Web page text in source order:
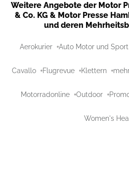
Weitere Angebote der Motor
& Co. KG & Motor Presse
und deren
Aerokurier Auto Motor und Sport
Cavallo Flugrevue Klettern
Motorradonline Outdoor
Women's